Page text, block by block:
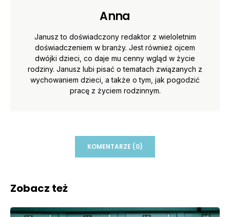
Anna
Janusz to doświadczony redaktor z wieloletnim
doświadczeniem w branży. Jest również ojcem
dwójki dzieci, co daje mu cenny wgląd w życie
rodziny. Janusz lubi pisać o tematach związanych z
wychowaniem dzieci, a także o tym, jak pogodzić
pracę z życiem rodzinnym.
KOMENTARZE (0)
Zobacz też